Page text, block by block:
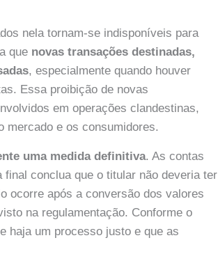
nela tornam-se indisponíveis para
que novas transações destinadas,
, especialmente quando houver
Essa proibição de novas
em operações clandestinas,
mercado e os consumidores.
uma medida definitiva. As contas
conclua que o titular não deveria ter
ocorre após a conversão dos valores
na regulamentação. Conforme o
haja um processo justo e que as